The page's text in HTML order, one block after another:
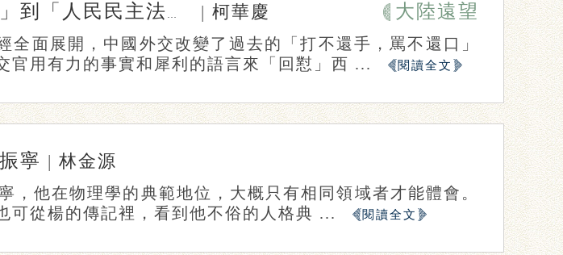
從「人民民主專政」到「人民民主法治」 | 柯華慶 大陸遠望
全面展開，中國外交改變了過去的「打不還手，罵不還口」
官用有力的事實和犀利的語言來「回懟」西 ...
閱讀全文
寧 | 林金源
，他在物理學的典範地位，大概只有相同領域者才能體會。
可從楊的傳記裡，看到他不俗的人格典 ...
閱讀全文